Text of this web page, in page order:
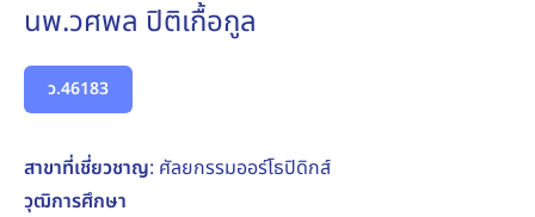
นพ.วศพล ปิติเกื้อกูล
ว.46183
สาขาที่เชี่ยวชาญ: ศัลยกรรมออร์โธปิดิกส์
วุฒิการศึกษา